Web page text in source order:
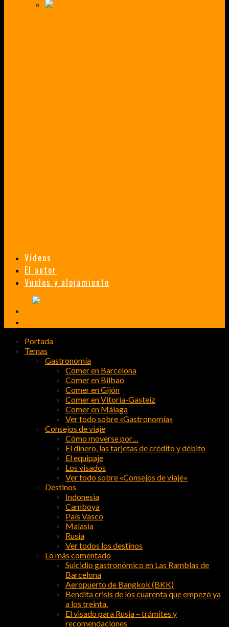
Vídeos
El autor
Vuelos y alojamiento
Portada
Temas
Gastronomía
Comer en Barcelona
Comer en Bilbao
Comer en Gijón
Comer en Vitoria-Gasteiz
Comer en Málaga
Ver todo sobre «Gastronomía»
Consejos de viaje
Cómo moverse por…
El dinero, las tarjetas de crédito y débito
El equipaje
Los visados
Ver todo sobre «Consejos de viaje»
Destinos
Indonesia
Camboya
País Vasco
Malasia
Rusia
Ver todos los destinos
Lo más comentado
Suicidio gastronómico en Las Ramblas de
Barcelona
Aeropuerto de Bangkok (BKK)
Bendita crisis de los cuarenta que empezó ya
a los treinta.
El visado para Rusia – trámites y
recomendaciones